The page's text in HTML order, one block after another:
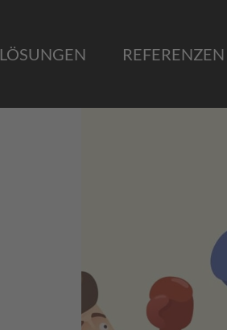
LÖSUNGEN REFERENZEN